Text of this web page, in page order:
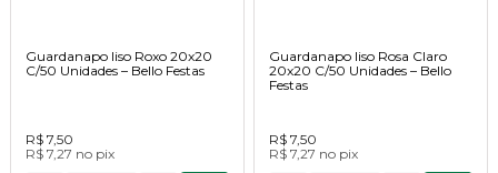
Guardanapo liso Roxo 20x20
C/50 Unidades – Bello Festas
R$ 7,50
R$ 7,27 no pix
Guardanapo liso Rosa Claro
20x20 C/50 Unidades – Bello
Festas
R$ 7,50
R$ 7,27 no pix